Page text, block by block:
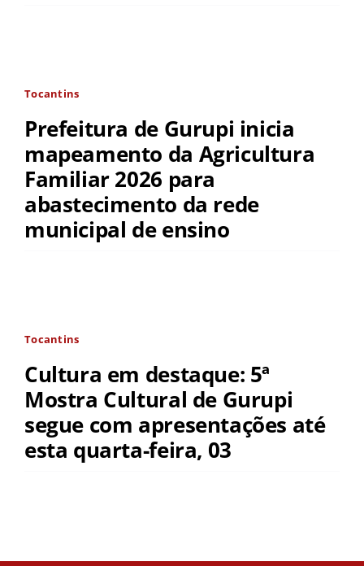
Tocantins
Prefeitura de Gurupi inicia
mapeamento da Agricultura
Familiar 2026 para
abastecimento da rede
municipal de ensino
Tocantins
Cultura em destaque: 5ª
Mostra Cultural de Gurupi
segue com apresentações até
esta quarta-feira, 03